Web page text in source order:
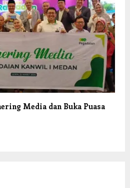
Media dan Buka Puasa